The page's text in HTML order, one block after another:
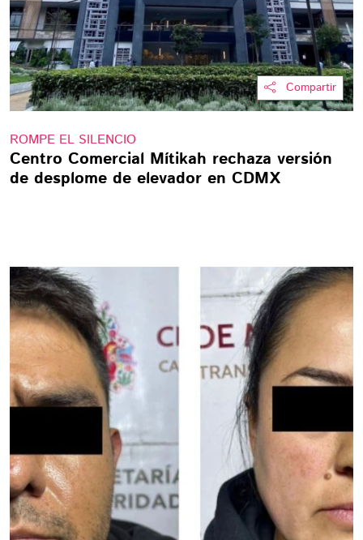
Compartir
ROMPE EL SILENCIO
Centro Comercial Mítikah rechaza versión
de desplome de elevador en CDMX